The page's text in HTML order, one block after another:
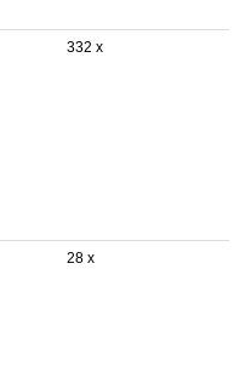
332 x
28 x